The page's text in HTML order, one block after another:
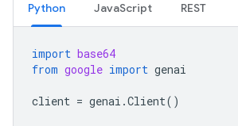
Python JavaScript REST
import base64
from google import genai
client = genai .Client()